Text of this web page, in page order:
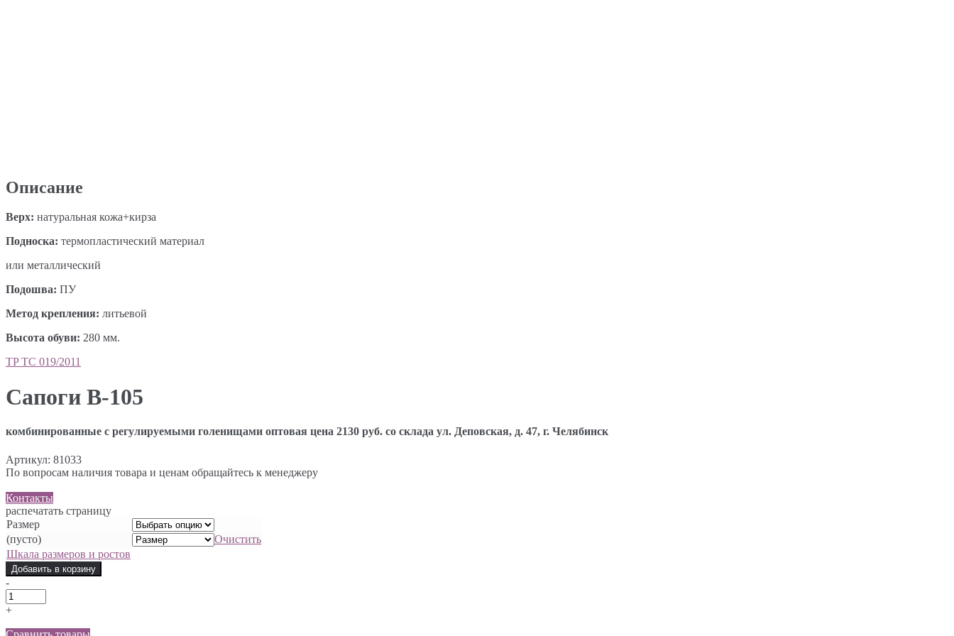
Описание
Верх: натуральная кожа+кирза
Подноска: термопластический материал
или металлический
Подошва: ПУ
Метод крепления: литьевой
Высота обуви: 280 мм.
TP ТС 019/2011
Сапоги В-105
комбинированные с регулируемыми голенищами оптовая цена 2130 руб. со склада ул. Деповская, д. 47, г. Челябинск
Артикул: 81033
По вопросам наличия товара и ценам обращайтесь к менеджеру
Контакты
распечатать страницу
Размер
(пусто)
Очистить
Шкала размеров и ростов
Добавить в корзину
-
+